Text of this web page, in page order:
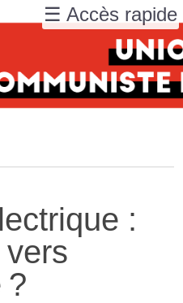
:
?
☰ Accès rapide